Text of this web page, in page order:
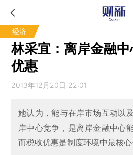
经济
林采宜：离岸金融
优惠
2013年12月20日 22:01
她认为，能与在岸市场互动以
岸中心竞争，是离岸金融中心
而税收优惠是制度环境中最核